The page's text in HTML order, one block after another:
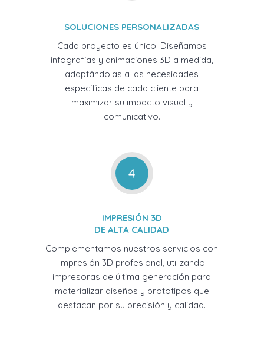
SOLUCIONES PERSONALIZADAS
Cada proyecto es único. Diseñamos
infografías y animaciones 3D a medida,
adaptándolas a las necesidades
específicas de cada cliente para
maximizar su impacto visual y
comunicativo.
4
IMPRESIÓN 3D
DE ALTA CALIDAD
Complementamos nuestros servicios con
impresión 3D profesional, utilizando
impresoras de última generación para
materializar diseños y prototipos que
destacan por su precisión y calidad.